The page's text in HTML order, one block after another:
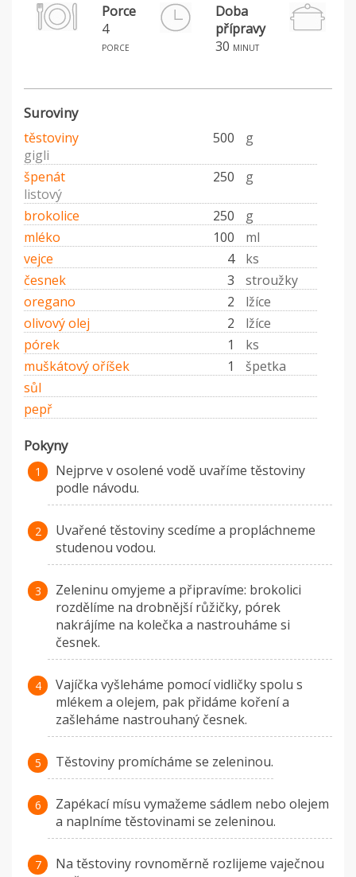
Porce
4
porce
Doba
přípravy
30 minut
Suroviny
těstoviny 500
g
gigli
špenát
250
g
listový
brokolice
250
g
mléko
100
ml
vejce
4
ks
česnek
3
stroužky
oregano
2
lžíce
olivový olej
2
lžíce
pórek
1
ks
muškátový oříšek
1
špetka
sůl
pepř
Pokyny
Nejprve v osolené vodě uvaříme těstoviny
podle návodu.
Uvařené těstoviny scedíme a propláchneme
studenou vodou.
Zeleninu omyjeme a připravíme: brokolici
rozdělíme na drobnější růžičky, pórek
nakrájíme na kolečka a nastrouháme si
česnek.
Vajíčka vyšleháme pomocí vidličky spolu s
mlékem a olejem, pak přidáme koření a
zašleháme nastrouhaný česnek.
Těstoviny promícháme se zeleninou.
Zapékací mísu vymažeme sádlem nebo olejem
a naplníme těstovinami se zeleninou.
Na těstoviny rovnoměrně rozlijeme vaječnou